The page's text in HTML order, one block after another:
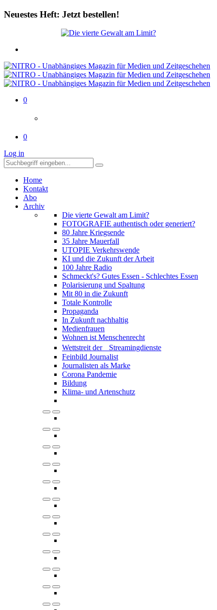
Neuestes Heft: Jetzt bestellen!
0
0
Log in
Home
Kontakt
Abo
Archiv
Die vierte Gewalt am Limit?
FOTOGRAFIE authentisch oder generiert?
80 Jahre Kriegsende
35 Jahre Mauerfall
UTOPIE Verkehrswende
KI und die Zukunft der Arbeit
100 Jahre Radio
Schmeckt's? Gutes Essen - Schlechtes Essen
Polarisierung und Spaltung
Mit 80 in die Zukunft
Totale Kontrolle
Propaganda
In Zukunft nachhaltig
Medienfrauen
Wohnen ist Menschenrecht
Wettstreit der Streamingdienste
Feinbild Journalist
Journalisten als Marke
Corona Pandemie
Bildung
Klima- und Artenschutz